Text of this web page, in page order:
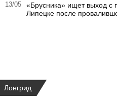
13/05
«Брусника» ищет выход с
Липецке после
Лонгрид